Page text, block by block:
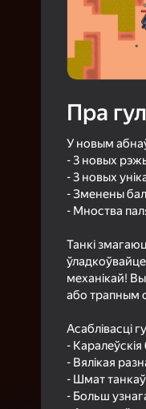
Пра
У новым
- 3 новых
- 3 новых
- Зменены
- Мноства
Танкі
механікай!
або трапным
Асаблівасці
- Каралеўскія
- Вялікая
- Шмат танкаў
- Больш